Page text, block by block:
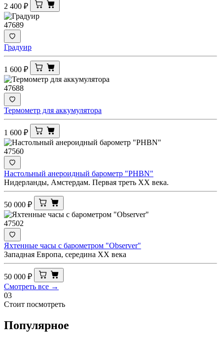
2 400 ₽
47689
Градуир
1 600 ₽
47688
Термометр для аккумулятора
1 600 ₽
47560
Настольный анероидный барометр "PHBN"
Нидерланды, Амстердам. Первая треть XX века.
50 000 ₽
47502
Яхтенные часы с барометром "Observer"
Западная Европа, середина XX века
50 000 ₽
Смотреть все →
03
Стоит посмотреть
Популярное